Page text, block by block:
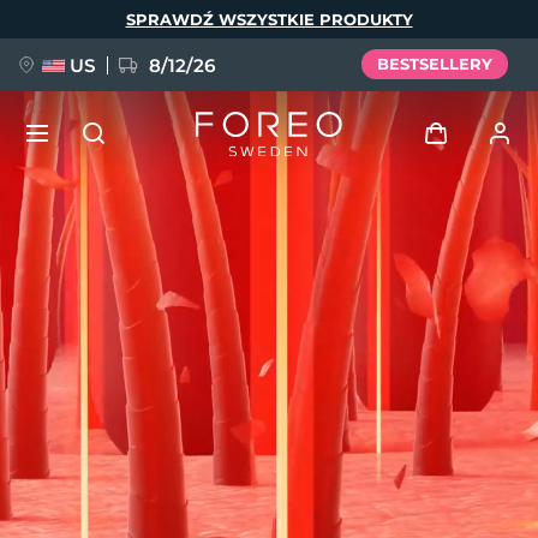
SPRAWDŹ WSZYSTKIE PRODUKTY
US 8/12/26 BESTSELLERY
Zaloguj
Profil użytkownika
Moje urządzenia
Moje zamówienia
Moje adresy
Moje subskrypcje
NOWOŚĆ
FAQ™ Pure Beauty-Tech Elixir
BREAKING NEWS
issa™ Teeth Whitening Set
Język
English Deutsch
Español
Français
Italiano
Português
Polski
Svenska
Русский
Türkçe
简体中文 繁體中文